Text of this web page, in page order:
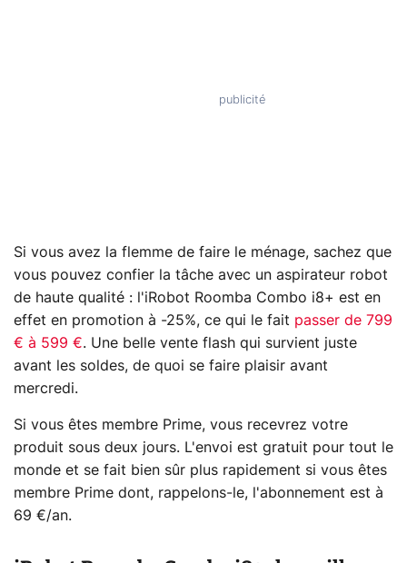
Si vous avez la flemme de faire le ménage, sachez que
vous pouvez confier la tâche avec un aspirateur robot
de haute qualité : l'iRobot Roomba Combo i8+ est en
effet en promotion à -25%, ce qui le fait passer de 799
€ à 599 €. Une belle vente flash qui survient juste
avant les soldes, de quoi se faire plaisir avant
mercredi.
Si vous êtes membre Prime, vous recevrez votre
produit sous deux jours. L'envoi est gratuit pour tout le
monde et se fait bien sûr plus rapidement si vous êtes
membre Prime dont, rappelons-le, l'abonnement est à
69 €/an.